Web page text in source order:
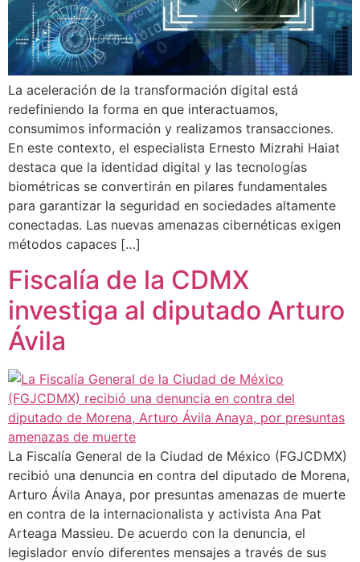
La aceleración de la transformación digital está
redefiniendo la forma en que interactuamos,
consumimos información y realizamos transacciones.
En este contexto, el especialista Ernesto Mizrahi Haiat
destaca que la identidad digital y las tecnologías
biométricas se convertirán en pilares fundamentales
para garantizar la seguridad en sociedades altamente
conectadas. Las nuevas amenazas cibernéticas exigen
métodos capaces […]
Fiscalía de la CDMX
investiga al diputado Arturo
Ávila
La Fiscalía General de la Ciudad de México (FGJCDMX)
recibió una denuncia en contra del diputado de Morena,
Arturo Ávila Anaya, por presuntas amenazas de muerte
en contra de la internacionalista y activista Ana Pat
Arteaga Massieu. De acuerdo con la denuncia, el
legislador envío diferentes mensajes a través de sus